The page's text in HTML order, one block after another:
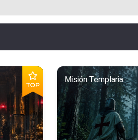
TOP Misión Templaria